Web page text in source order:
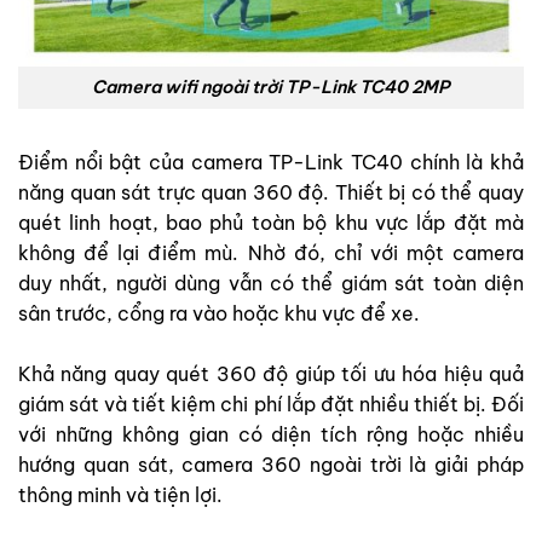
Camera wifi ngoài trời TP-Link TC40 2MP
Điểm nổi bật của camera TP-Link TC40 chính là khả
năng quan sát trực quan 360 độ. Thiết bị có thể quay
quét linh hoạt, bao phủ toàn bộ khu vực lắp đặt mà
không để lại điểm mù. Nhờ đó, chỉ với một camera
duy nhất, người dùng vẫn có thể giám sát toàn diện
sân trước, cổng ra vào hoặc khu vực để xe.
Khả năng quay quét 360 độ giúp tối ưu hóa hiệu quả
giám sát và tiết kiệm chi phí lắp đặt nhiều thiết bị. Đối
với những không gian có diện tích rộng hoặc nhiều
hướng quan sát, camera 360 ngoài trời là giải pháp
thông minh và tiện lợi.